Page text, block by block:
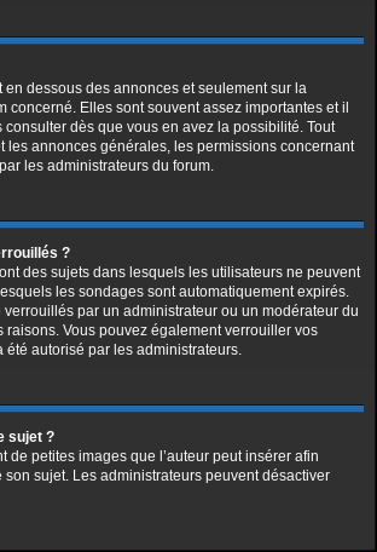
en dessous des annonces et seulement sur la
concerné. Elles sont souvent assez importantes et il
dès que vous en avez la possibilité. Tout
les annonces générales, les permissions concernant
les administrateurs du forum.
?
des sujets dans lesquels les utilisateurs ne peuvent
les sondages sont automatiquement expirés.
verrouillés par un administrateur ou un modérateur du
raisons. Vous pouvez également verrouiller vos
été autorisé par les administrateurs.
sujet ?
de petites images que l’auteur peut insérer afin
son sujet. Les administrateurs peuvent désactiver